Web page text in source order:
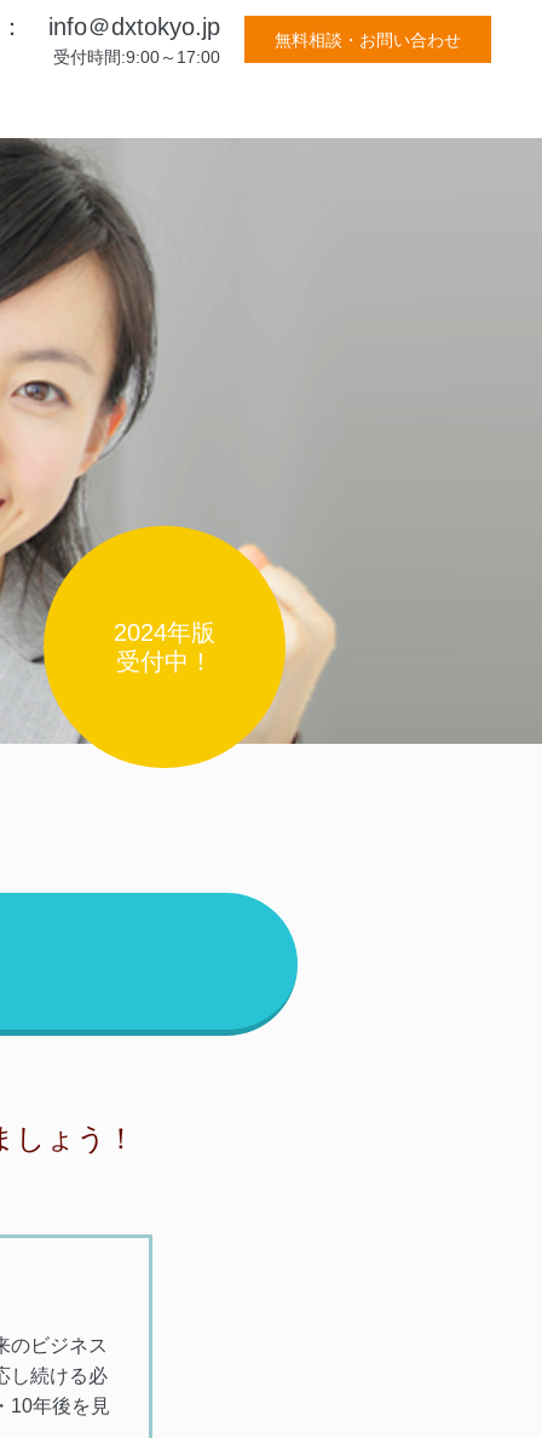
info＠dxtokyo.jp
受付時間:9:00～17:00
無料相談・お問い合わせ
2024年版
受付中！
ょう！
のビジネス
し続ける必
10年後を見